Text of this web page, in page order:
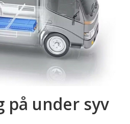
på under syv